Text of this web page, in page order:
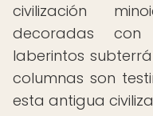
civilización
decoradas con
laberintos
columnas son
esta antigua